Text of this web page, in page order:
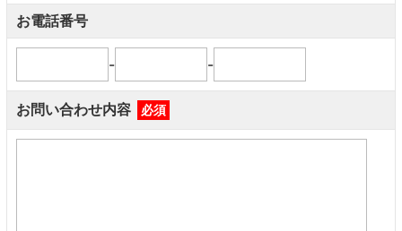
お電話番号
- -
お問い合わせ内容 必須